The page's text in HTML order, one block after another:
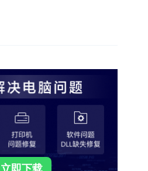
立即下载